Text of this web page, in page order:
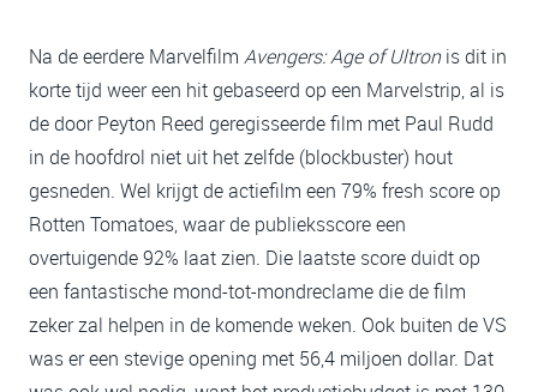
Na de eerdere Marvelfilm Avengers: Age of Ultronis dit in
korte tijd weer een hit gebaseerd op een Marvelstrip, al is
de door Peyton Reed geregisseerde film met Paul Rudd
in de hoofdrol niet uit het zelfde (blockbuster) hout
gesneden. Wel krijgt de actiefilm een 79% fresh score op
Rotten Tomatoes, waar de publieksscore een
overtuigende 92% laat zien. Die laatste score duidt op
een fantastische mond-tot-mondreclame die de film
zeker zal helpen in de komende weken. Ook buiten de VS
was er een stevige opening met 56,4 miljoen dollar. Dat